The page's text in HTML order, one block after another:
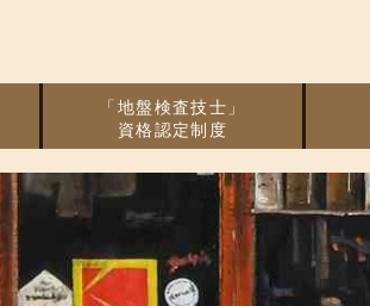
「地盤検査技士」
資格認定制度